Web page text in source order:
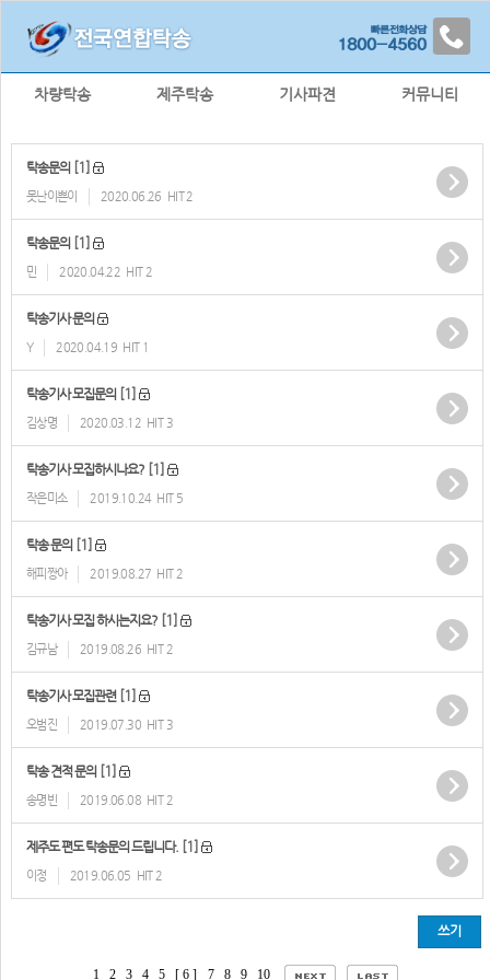
차량탁송 제주탁송 기사파견 커뮤니티
탁송문의 [1]
못난이쁜이 2020.06.26 HIT 2
탁송문의 [1]
민 2020.04.22 HIT 2
탁송기사 문의
Y 2020.04.19 HIT 1
탁송기사 모집문의 [1]
김상명 2020.03.12 HIT 3
탁송기사 모집하시나요? [1]
작은미소 2019.10.24 HIT 5
탁송 문의 [1]
해피짱아 2019.08.27 HIT 2
탁송기사 모집 하시는지요? [1]
김규남 2019.08.26 HIT 2
탁송기사 모집관련 [1]
오범진 2019.07.30 HIT 3
탁송 견적 문의 [1]
송명빈 2019.06.08 HIT 2
제주도 편도 탁송문의 드립니다. [1]
이정 2019.06.05 HIT 2
쓰기
1 2 3 4 5 [ 6 ] 7 8 9 10